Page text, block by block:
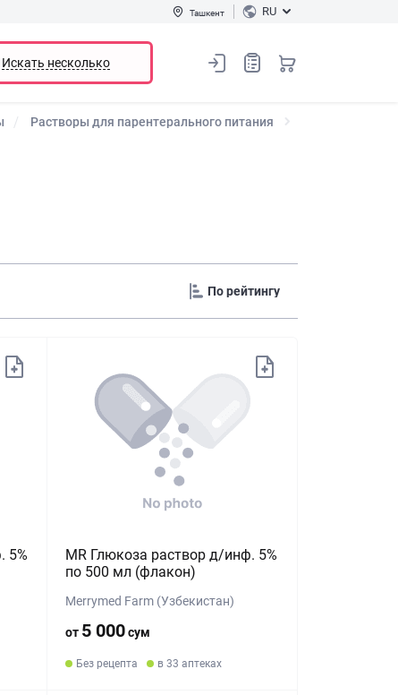
Ташкент RU
Искать несколько
Растворы для парентерального питания
5%
MR Глюкоза раствор д/инф. 5%
по 500 мл (флакон)
Merrymed Farm (Узбекистан)
от 5 000сум
Без рецепта в 33 аптеках